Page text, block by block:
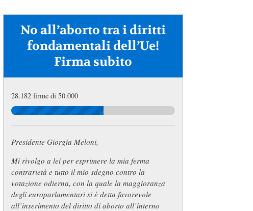
No all’aborto tra i diritti
fondamentali dell’Ue!
Firma subito
28.182 firme di 50.000
Presidente Giorgia Meloni,
Mi rivolgo a lei per esprimere la mia ferma
contrarietà e tutto il mio sdegno contro la
votazione odierna, con la quale la maggioranza
degli europarlamentari si è detta favorevole
all’inserimento del diritto di aborto all’interno